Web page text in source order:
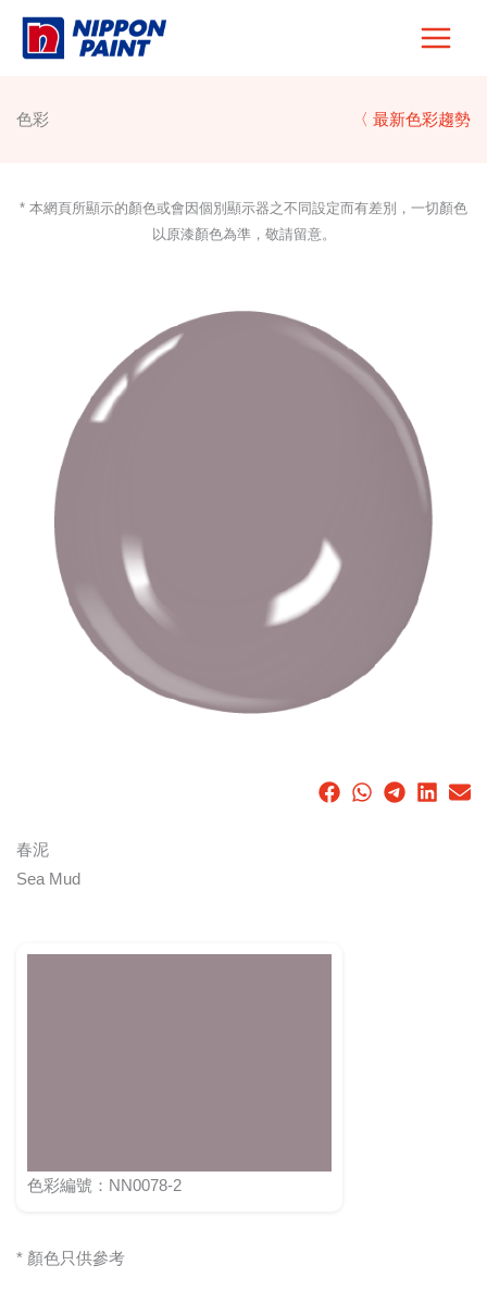
Skip
色彩 〈 最新色彩趨勢
* 本網頁所顯示的顏色或會因個別顯示器之不同設定而有差別，一切顏色
以原漆顏色為準，敬請留意。
春泥
Sea Mud
色彩編號：NN0078-2
* 顏色只供參考